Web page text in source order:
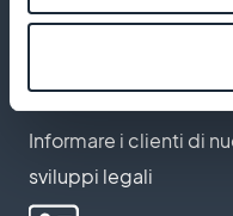
Inviate notifiche
clienti
Informare i clienti di
sviluppi legali